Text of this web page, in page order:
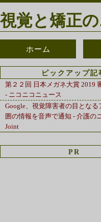
視覚と矯正
ホーム
ピックアップ記
第２２回 日本メガネ大賞 2019
- ニコニコニュース
Google、視覚障害者の目となる
囲の情報を音声で通知 - 介護の
Joint
PR